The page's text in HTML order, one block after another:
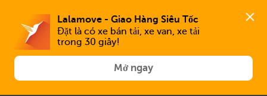
Lalamove - Giao Hàng Siêu Tốc
Đặt là có xe bán tải, xe van, xe tải
trong 30 giây!
Mở ngay